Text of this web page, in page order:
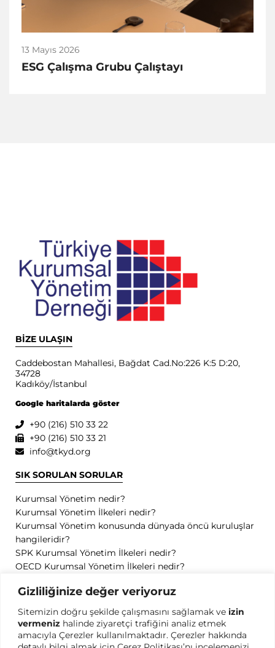
Gizliliğinize değer veriyoruz
Sitemizin doğru şekilde çalışmasını sağlamak ve izin
vermeniz halinde ziyaretçi trafiğini analiz etmek
amacıyla Çerezler kullanılmaktadır. Çerezler hakkında
13 Mayıs 2026
ESG Çalışma Grubu Çalıştayı
BİZE ULAŞIN
Caddebostan Mahallesi, Bağdat Cad.No:226 K:5 D:20,
34728
Kadıköy/İstanbul
Google haritalarda göster
+90 (216) 510 33 22
+90 (216) 510 33 21
info@tkyd.org
SIK SORULAN SORULAR
Kurumsal Yönetim nedir?
Kurumsal Yönetim İlkeleri nedir?
Kurumsal Yönetim konusunda dünyada öncü kuruluşlar
hangileridir?
SPK Kurumsal Yönetim İlkeleri nedir?
OECD Kurumsal Yönetim İlkeleri nedir?
GİZLİLİK
Gizlilik Politikası
Kullanım Koşulları
Kişisel Verilerin Korunması